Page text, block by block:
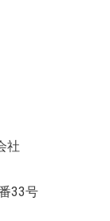
社
33号